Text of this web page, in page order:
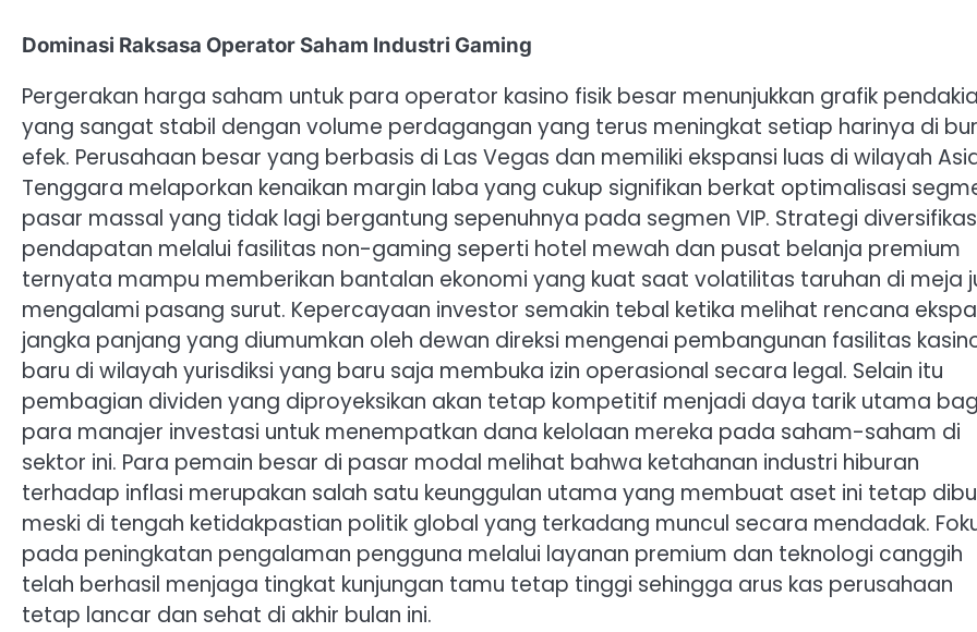
Dominasi Raksasa Operator Saham Industri Gaming
Pergerakan harga saham untuk para operator kasino fisik besar menunjukkan grafik
yang sangat stabil dengan volume perdagangan yang terus meningkat setiap harinya di
efek. Perusahaan besar yang berbasis di Las Vegas dan memiliki ekspansi luas di wilayah
Tenggara melaporkan kenaikan margin laba yang cukup signifikan berkat optimalisasi
pasar massal yang tidak lagi bergantung sepenuhnya pada segmen VIP. Strategi
pendapatan melalui fasilitas non-gaming seperti hotel mewah dan pusat belanja premium
ternyata mampu memberikan bantalan ekonomi yang kuat saat volatilitas taruhan di meja
mengalami pasang surut. Kepercayaan investor semakin tebal ketika melihat rencana
jangka panjang yang diumumkan oleh dewan direksi mengenai pembangunan fasilitas
baru di wilayah yurisdiksi yang baru saja membuka izin operasional secara legal. Selain itu
pembagian dividen yang diproyeksikan akan tetap kompetitif menjadi daya tarik utama
para manajer investasi untuk menempatkan dana kelolaan mereka pada saham-saham di
sektor ini. Para pemain besar di pasar modal melihat bahwa ketahanan industri hiburan
terhadap inflasi merupakan salah satu keunggulan utama yang membuat aset ini tetap
meski di tengah ketidakpastian politik global yang terkadang muncul secara mendadak.
pada peningkatan pengalaman pengguna melalui layanan premium dan teknologi canggih
telah berhasil menjaga tingkat kunjungan tamu tetap tinggi sehingga arus kas perusahaan
tetap lancar dan sehat di akhir bulan ini.